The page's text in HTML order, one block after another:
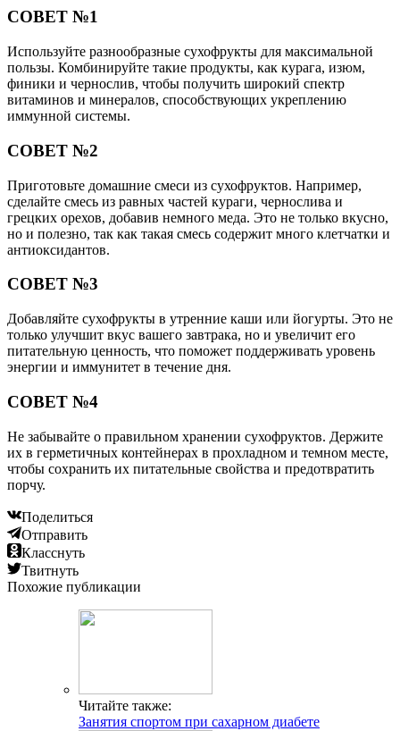
СОВЕТ №1
Используйте разнообразные сухофрукты для максимальной
пользы. Комбинируйте такие продукты, как курага, изюм,
финики и чернослив, чтобы получить широкий спектр
витаминов и минералов, способствующих укреплению
иммунной системы.
СОВЕТ №2
Приготовьте домашние смеси из сухофруктов. Например,
сделайте смесь из равных частей кураги, чернослива и
грецких орехов, добавив немного меда. Это не только вкусно,
но и полезно, так как такая смесь содержит много клетчатки и
антиоксидантов.
СОВЕТ №3
Добавляйте сухофрукты в утренние каши или йогурты. Это не
только улучшит вкус вашего завтрака, но и увеличит его
питательную ценность, что поможет поддерживать уровень
энергии и иммунитет в течение дня.
СОВЕТ №4
Не забывайте о правильном хранении сухофруктов. Держите
их в герметичных контейнерах в прохладном и темном месте,
чтобы сохранить их питательные свойства и предотвратить
порчу.
Поделиться
Отправить
Класснуть
Твитнуть
Похожие публикации
Читайте также:
Занятия спортом при сахарном диабете